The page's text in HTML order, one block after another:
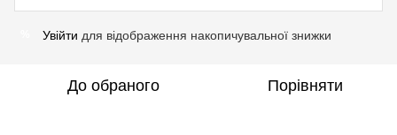
Увійти для відображення накопичувальної знижки
До обраного Порівняти